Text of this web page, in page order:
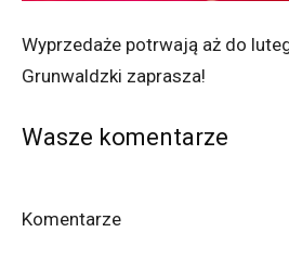
Wyprzedaże potrwają aż do
Grunwaldzki zaprasza!
Wasze komentarze
Komentarze